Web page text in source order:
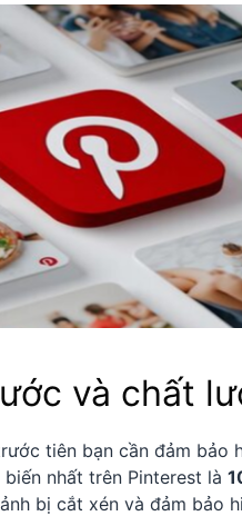
và chất
tiên bạn cần đảm bảo
nhất trên Pinterest là
bị cắt xén và đảm bảo